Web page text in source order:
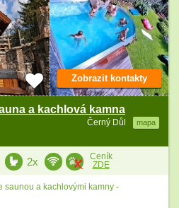
a kachlová kamna
Černý Důl mapa
Zobrazit kontakty
2x
Ceník
ZDE
saunou a kachlovými kamny -